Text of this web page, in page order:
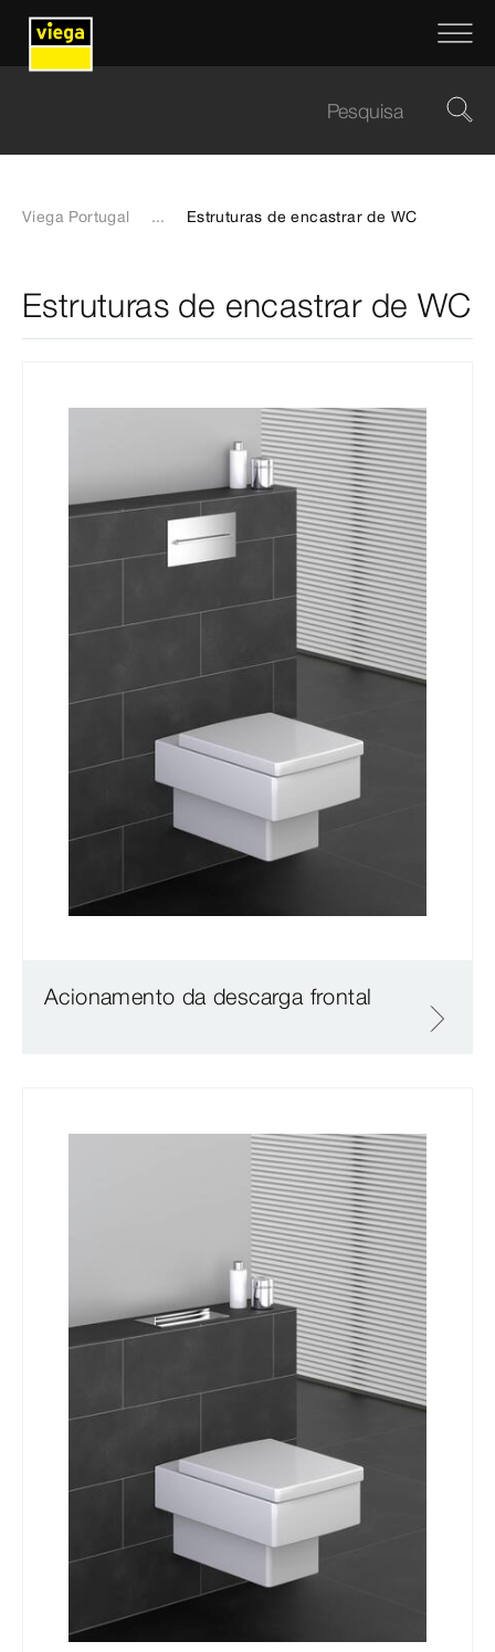
Viega Portugal ... Estruturas de encastrar de WC
Estruturas de encastrar de WC
Acionamento da descarga frontal